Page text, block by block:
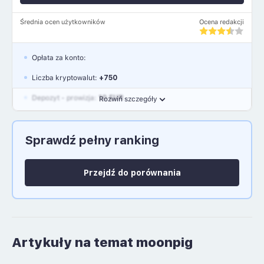
Średnia ocen użytkowników Ocena redakcji
Rozwiń szczegóły
Opłata za konto:
Liczba kryptowalut: +750
Depozyt - prowizja: 10 EUR
Język polski: NIE
Sprawdź pełny ranking
Przejdź do porównania
Artykuły na temat moonpig